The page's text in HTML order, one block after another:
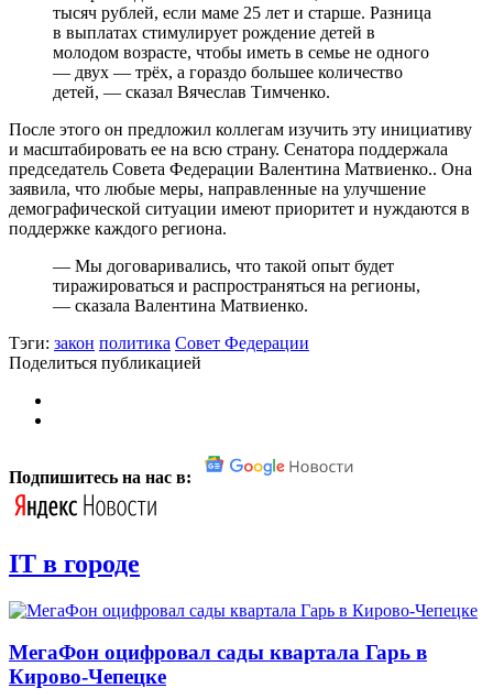
тысяч рублей, если маме 25 лет и старше. Разница
в выплатах стимулирует рождение детей в
молодом возрасте, чтобы иметь в семье не одного
— двух — трёх, а гораздо большее количество
детей, — сказал Вячеслав Тимченко.
После этого он предложил коллегам изучить эту инициативу
и масштабировать ее на всю страну. Сенатора поддержала
председатель Совета Федерации Валентина Матвиенко.. Она
заявила, что любые меры, направленные на улучшение
демографической ситуации имеют приоритет и нуждаются в
поддержке каждого региона.
— Мы договаривались, что такой опыт будет
тиражироваться и распространяться на регионы,
— сказала Валентина Матвиенко.
Тэги: закон политика Совет Федерации
Поделиться публикацией
Подпишитесь на нас в:
IT в городе
МегаФон оцифровал сады квартала Гарь в
Кирово-Чепецке